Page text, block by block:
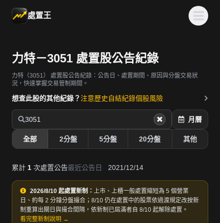
處置王
力特－3051 處置股公告紀錄
力特（3051）
處置股公告紀錄：公告日、處置期間、原因與分盤交易狀
況，快速掌握交易管制期間。
想查此股的其他紀錄？ 注意歷史自結紀錄個股風險
3051 月曆
全部 2分盤 5分盤 20分盤 其他
累計 1 次處置公告最近公告日 2021/12/14
2026/8/10 起處置新制： 上市、上櫃一般處置縮短為 5 個營業
日、約每 2 分鐘分盤撮合；8/10 仍在處置中的股票依過渡規定改按新
制重算出關日與撮合間隔，依新制已屆滿者自 8/10 起解除處置。
看完整新制說明 →